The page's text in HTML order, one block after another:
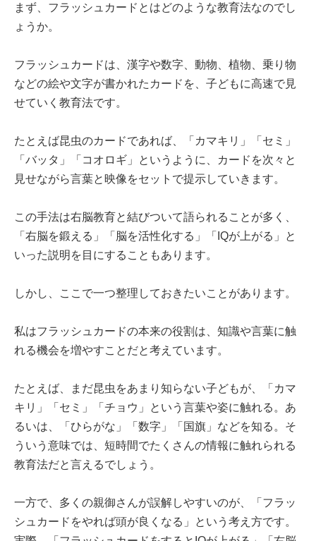
まず、フラッシュカードとはどのような教育法なのでし
ょうか。
フラッシュカードは、漢字や数字、動物、植物、乗り物
などの絵や文字が書かれたカードを、子どもに高速で見
せていく教育法です。
たとえば昆虫のカードであれば、「カマキリ」「セミ」
「バッタ」「コオロギ」というように、カードを次々と
見せながら言葉と映像をセットで提示していきます。
この手法は右脳教育と結びついて語られることが多く、
「右脳を鍛える」「脳を活性化する」「IQが上がる」と
いった説明を目にすることもあります。
しかし、ここで一つ整理しておきたいことがあります。
私はフラッシュカードの本来の役割は、知識や言葉に触
れる機会を増やすことだと考えています。
たとえば、まだ昆虫をあまり知らない子どもが、「カマ
キリ」「セミ」「チョウ」という言葉や姿に触れる。あ
るいは、「ひらがな」「数字」「国旗」などを知る。そ
ういう意味では、短時間でたくさんの情報に触れられる
教育法だと言えるでしょう。
一方で、多くの親御さんが誤解しやすいのが、「フラッ
シュカードをやれば頭が良くなる」という考え方です。